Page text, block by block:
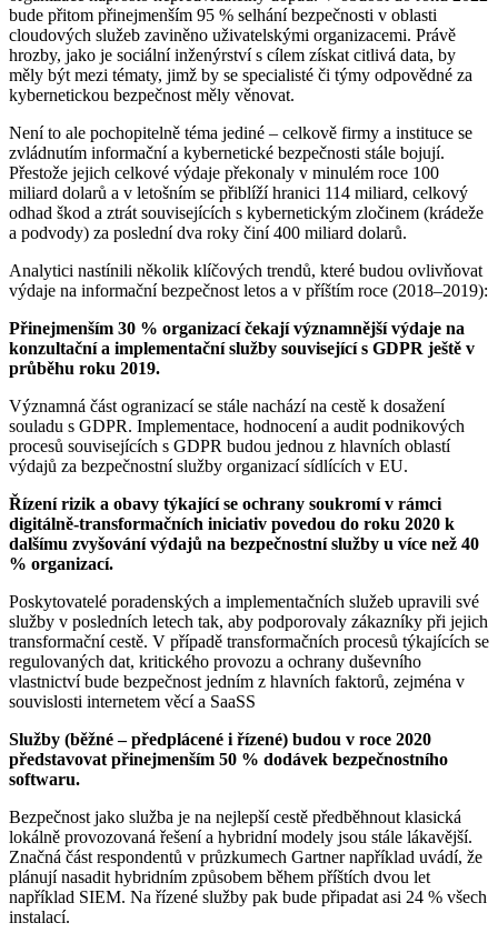
bude přitom přinejmenším 95 % selhání bezpečnosti v oblasti
cloudových služeb zaviněno uživatelskými organizacemi. Právě
hrozby, jako je sociální inženýrství s cílem získat citlivá data, by
měly být mezi tématy, jimž by se specialisté či týmy odpovědné za
kybernetickou bezpečnost měly věnovat.
Není to ale pochopitelně téma jediné – celkově firmy a instituce se
zvládnutím informační a kybernetické bezpečnosti stále bojují.
Přestože jejich celkové výdaje překonaly v minulém roce 100
miliard dolarů a v letošním se přiblíží hranici 114 miliard, celkový
odhad škod a ztrát souvisejících s kybernetickým zločinem (krádeže
a podvody) za poslední dva roky činí 400 miliard dolarů.
Analytici nastínili několik klíčových trendů, které budou ovlivňovat
výdaje na informační bezpečnost letos a v příštím roce (2018–2019):
Přinejmenším 30 % organizací čekají významnější výdaje na
konzultační a implementační služby související s GDPR ještě v
průběhu roku 2019.
Významná část ogranizací se stále nachází na cestě k dosažení
souladu s GDPR. Implementace, hodnocení a audit podnikových
procesů souvisejících s GDPR budou jednou z hlavních oblastí
výdajů za bezpečnostní služby organizací sídlících v EU.
Řízení rizik a obavy týkající se ochrany soukromí v rámci
digitálně-transformačních iniciativ povedou do roku 2020 k
dalšímu zvyšování výdajů na bezpečnostní služby u více než 40
% organizací.
Poskytovatelé poradenských a implementačních služeb upravili své
služby v posledních letech tak, aby podporovaly zákazníky při jejich
transformační cestě. V případě transformačních procesů týkajících se
regulovaných dat, kritického provozu a ochrany duševního
vlastnictví bude bezpečnost jedním z hlavních faktorů, zejména v
souvislosti internetem věcí a SaaSS
Služby (běžné – předplácené i řízené) budou v roce 2020
představovat přinejmenším 50 % dodávek bezpečnostního
softwaru.
Bezpečnost jako služba je na nejlepší cestě předběhnout klasická
lokálně provozovaná řešení a hybridní modely jsou stále lákavější.
Značná část respondentů v průzkumech Gartner například uvádí, že
plánují nasadit hybridním způsobem během příštích dvou let
například SIEM. Na řízené služby pak bude připadat asi 24 % všech
instalací.